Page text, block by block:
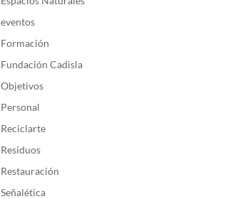
eventos
Formación
Fundación Cadisla
Objetivos
Personal
Reciclarte
Residuos
Restauración
Señalética